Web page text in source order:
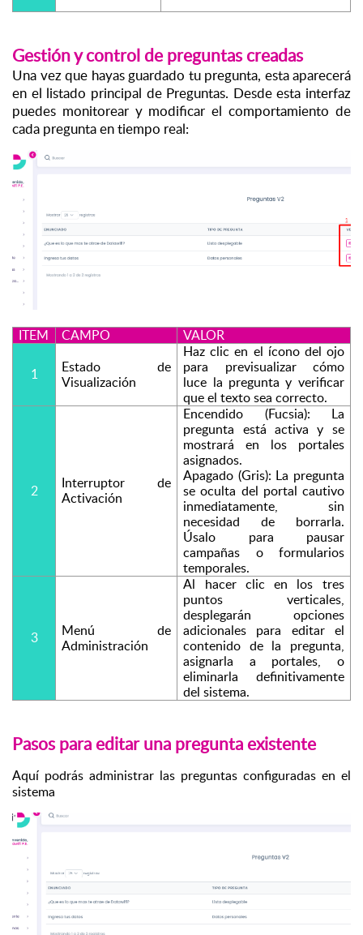
Gestión y control de preguntas creadas
Una vez que hayas guardado tu pregunta, esta aparecerá
en el listado principal de Preguntas. Desde esta interfaz
puedes monitorear y modificar el comportamiento de
cada pregunta en tiempo real:
ITEM CAMPO VALOR
1
Estado de
Visualización
Haz clic en el ícono del ojo
para previsualizar cómo
luce la pregunta y verificar
que el texto sea correcto.
2
Interruptor de
Activación
Encendido (Fucsia): La
pregunta está activa y se
mostrará en los portales
asignados.
Apagado (Gris): La pregunta
se oculta del portal cautivo
inmediatamente, sin
necesidad de borrarla.
Úsalo para pausar
campañas o formularios
temporales.
3
Menú de
Administración
Al hacer clic en los tres
puntos verticales,
desplegarán opciones
adicionales para editar el
contenido de la pregunta,
asignarla a portales, o
eliminarla definitivamente
del sistema.
Pasos para editar una pregunta existente
Aquí podrás administrar las preguntas configuradas en el
sistema